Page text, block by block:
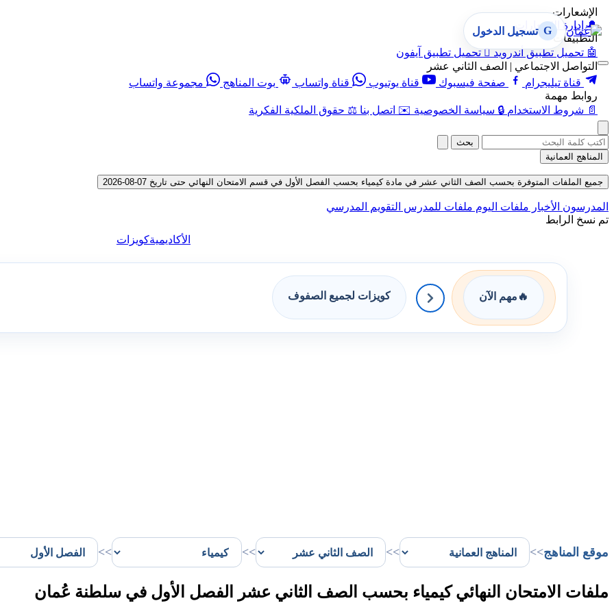
الإشعارات
🔔 إدارة الإشعارات
التطبيقات
🤖 تحميل تطبيق أندرويد  تحميل تطبيق آيفون
التواصل الاجتماعي | الصف الثاني عشر
قناة تيليجرام
صفحة فيسبوك قناة يوتيوب قناة واتساب بوت المناهج
مجموعة واتساب
روابط مهمة
📄 شروط الاستخدام 🔒 سياسة الخصوصية ✉️ اتصل بنا ⚖️ حقوق الملكية الفكرية
G تسجيل الدخول
بحث
المناهج العمانية
جميع الملفات المتوفرة بحسب الصف الثاني عشر في مادة كيمياء بحسب الفصل الأول في قسم الامتحان النهائي حتى تاريخ 07-08-2026
المدرسون الأخبار ملفات اليوم ملفات للمدرس التقويم المدرسي
تم نسخ الرابط
الأكاديميةكويزات
🔥 مهم الآن كويزات لجميع الصفوف
موقع المناهج>>
>>
>>
>>
ملفات الامتحان النهائي كيمياء بحسب الصف الثاني عشر الفصل الأول في سلطنة عُمان